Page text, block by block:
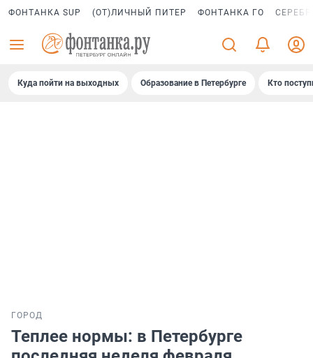
ФОНТАНКА SUP (ОТ)ЛИЧНЫЙ ПИТЕР ФОНТАНКА ГО
Куда пойти на выходных Образование в Петербурге Кто
ГОРОД
Теплее нормы: в Петербурге